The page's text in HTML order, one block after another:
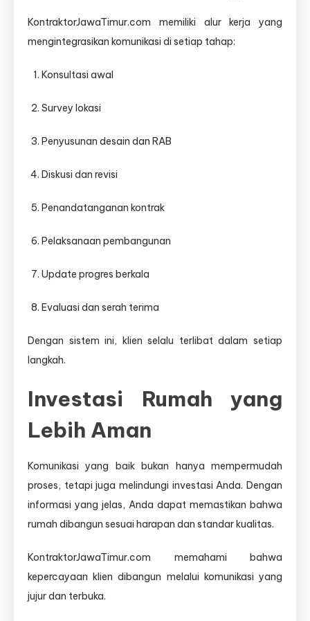
KontraktorJawaTimur.com memiliki alur kerja yang
mengintegrasikan komunikasi di setiap tahap:
Konsultasi awal
Survey lokasi
Penyusunan desain dan RAB
Diskusi dan revisi
Penandatanganan kontrak
Pelaksanaan pembangunan
Update progres berkala
Evaluasi dan serah terima
Dengan sistem ini, klien selalu terlibat dalam setiap
langkah.
Investasi Rumah yang
Lebih Aman
Komunikasi yang baik bukan hanya mempermudah
proses, tetapi juga melindungi investasi Anda. Dengan
informasi yang jelas, Anda dapat memastikan bahwa
rumah dibangun sesuai harapan dan standar kualitas.
KontraktorJawaTimur.com memahami bahwa
kepercayaan klien dibangun melalui komunikasi yang
jujur dan terbuka.